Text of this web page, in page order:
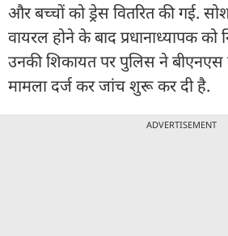
और बच्चों को ड्रेस वितरित की गई.
वायरल होने के बाद प्रधानाध्यापक को
उनकी शिकायत पर पुलिस ने बीएनएस
मामला दर्ज कर जांच शुरू कर दी है.
ADVERTISEMENT